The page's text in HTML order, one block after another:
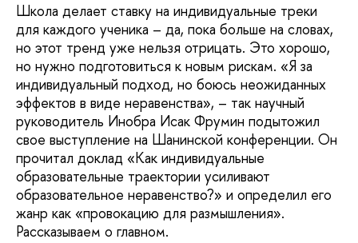
Школа делает ставку на индивидуальные треки
для каждого ученика – да, пока больше на словах,
но этот тренд уже нельзя отрицать. Это хорошо,
но нужно подготовиться к новым рискам. «Я за
индивидуальный подход, но боюсь неожиданных
эффектов в виде неравенства», – так научный
руководитель Инобра Исак Фрумин подытожил
свое выступление на Шанинской конференции. Он
прочитал доклад «Как индивидуальные
образовательные траектории усиливают
образовательное неравенство?» и определил его
жанр как «провокацию для размышления».
Рассказываем о главном.